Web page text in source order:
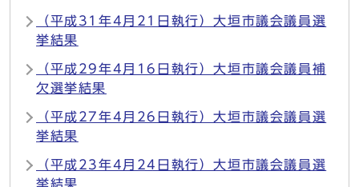
（平成31年4月21日執行）大垣市議会議員選
挙結果
（平成29年4月16日執行）大垣市議会議員補
欠選挙結果
（平成27年4月26日執行）大垣市議会議員選
挙結果
（平成23年4月24日執行）大垣市議会議員選
挙結果